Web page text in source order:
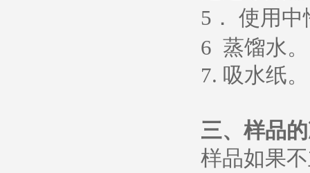
5 ． 使用中
6 蒸馏水。
7. 吸水纸。
三、样品
样品如果